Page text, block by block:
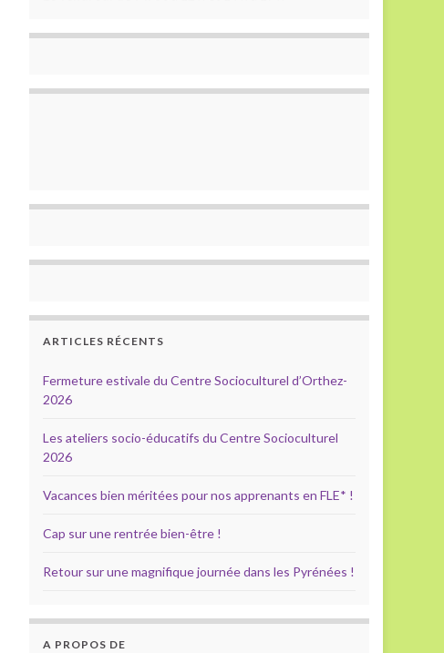
ARTICLES RÉCENTS
Fermeture estivale du Centre Socioculturel d’Orthez-
2026
Les ateliers socio-éducatifs du Centre Socioculturel
2026
Vacances bien méritées pour nos apprenants en FLE* !
Cap sur une rentrée bien-être !
Retour sur une magnifique journée dans les Pyrénées !
A PROPOS DE